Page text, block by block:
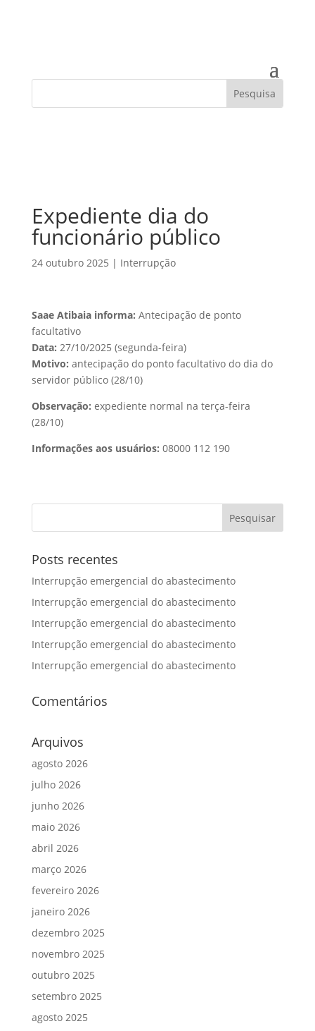
Expediente dia do
funcionário público
24 outubro 2025 | Interrupção
Saae Atibaia informa: Antecipação de ponto
facultativo
Data: 27/10/2025 (segunda-feira)
Motivo: antecipação do ponto facultativo do dia do
servidor público (28/10)
Observação: expediente normal na terça-feira
(28/10)
Informações aos usuários: 08000 112 190
Posts recentes
Interrupção emergencial do abastecimento
Interrupção emergencial do abastecimento
Interrupção emergencial do abastecimento
Interrupção emergencial do abastecimento
Interrupção emergencial do abastecimento
Comentários
Arquivos
agosto 2026
julho 2026
junho 2026
maio 2026
abril 2026
março 2026
fevereiro 2026
janeiro 2026
dezembro 2025
novembro 2025
outubro 2025
setembro 2025
agosto 2025